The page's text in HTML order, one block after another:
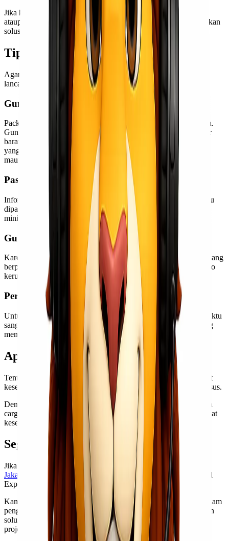
Jika kamu masih bingung terkait jenis armada, metode packing,
ataupun estimasi pengiriman, tim kami siap membantu memberikan
solusi pengiriman yang sesuai kebutuhan.
Tips Pengiriman Alkes
Agar proses pengiriman alat kesehatan berjalan lebih aman dan
lancar, ada beberapa hal penting yang perlu diperhatikan.
Gunakan Packing yang Tepat
Packing menjadi faktor penting dalam pengiriman alat kesehatan.
Gunakan material packing yang kuat dan sesuai dengan karakter
barang agar alat tetap aman selama perjalanan. Untuk alat medis
yang sensitif, biasanya diperlukan tambahan foam, bubble wrap,
maupun wooden packing.
Pastikan Data Barang Lengkap
Informasi seperti dimensi, berat, jenis alat, dan lokasi tujuan perlu
dipastikan dengan jelas agar proses pengiriman lebih mudah dan
minim kendala.
Gunakan Jasa Pengiriman Berpengalaman
Karena alat kesehatan memiliki nilai tinggi, memilih jasa cargo yang
berpengalaman menjadi langkah penting untuk mengurangi risiko
kerusakan maupun keterlambatan.
Perhatikan Estimasi Pengiriman
Untuk kebutuhan rumah sakit atau project tertentu, ketepatan waktu
sangat penting. Pastikan kamu memilih layanan pengiriman yang
memiliki sistem distribusi jelas dan terjadwal.
Apa Bisa Kirim Project?
Tentu bisa. Lionel Express juga melayani pengiriman project alat
kesehatan dalam jumlah besar maupun kebutuhan distribusi khusus.
Dengan pengalaman menangani berbagai kebutuhan logistik dan
cargo, Lionel Express siap menjadi partner pengiriman project alat
kesehatan yang lebih aman dan efisien.
Segera Konsultasi Sekarang!
Jika kamu sedang mencari layanan
pengiriman alat kesehatan
Jakarta Makassar
yang aman, profesional, dan terpercaya, Lionel
Express siap membantu kebutuhan distribusi kamu.
Kami memahami pentingnya ketepatan waktu dan keamanan dalam
pengiriman alat kesehatan. Karena itu, tim kami siap memberikan
solusi pengiriman yang sesuai dengan kebutuhan bisnis maupun
project kamu.